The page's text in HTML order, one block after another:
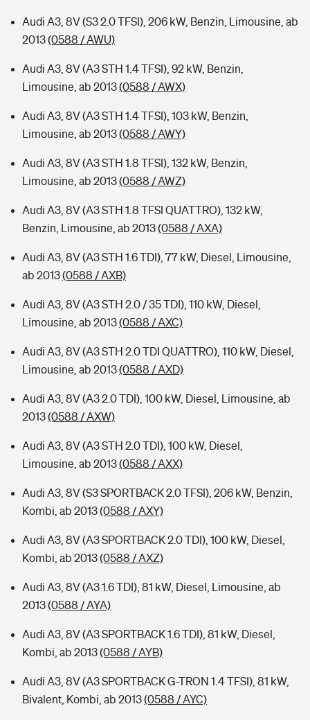
Audi A3, 8V (S3 2.0 TFSI), 206 kW, Benzin, Limousine, ab
2013(0588 / AWU)
Audi A3, 8V (A3 STH 1.4 TFSI), 92 kW, Benzin,
Limousine, ab 2013(0588 / AWX)
Audi A3, 8V (A3 STH 1.4 TFSI), 103 kW, Benzin,
Limousine, ab 2013(0588 / AWY)
Audi A3, 8V (A3 STH 1.8 TFSI), 132 kW, Benzin,
Limousine, ab 2013(0588 / AWZ)
Audi A3, 8V (A3 STH 1.8 TFSI QUATTRO), 132 kW,
Benzin, Limousine, ab 2013(0588 / AXA)
Audi A3, 8V (A3 STH 1.6 TDI), 77 kW, Diesel, Limousine,
ab 2013(0588 / AXB)
Audi A3, 8V (A3 STH 2.0 / 35 TDI), 110 kW, Diesel,
Limousine, ab 2013(0588 / AXC)
Audi A3, 8V (A3 STH 2.0 TDI QUATTRO), 110 kW, Diesel,
Limousine, ab 2013(0588 / AXD)
Audi A3, 8V (A3 2.0 TDI), 100 kW, Diesel, Limousine, ab
2013(0588 / AXW)
Audi A3, 8V (A3 STH 2.0 TDI), 100 kW, Diesel,
Limousine, ab 2013(0588 / AXX)
Audi A3, 8V (S3 SPORTBACK 2.0 TFSI), 206 kW, Benzin,
Kombi, ab 2013(0588 / AXY)
Audi A3, 8V (A3 SPORTBACK 2.0 TDI), 100 kW, Diesel,
Kombi, ab 2013(0588 / AXZ)
Audi A3, 8V (A3 1.6 TDI), 81 kW, Diesel, Limousine, ab
2013(0588 / AYA)
Audi A3, 8V (A3 SPORTBACK 1.6 TDI), 81 kW, Diesel,
Kombi, ab 2013(0588 / AYB)
Audi A3, 8V (A3 SPORTBACK G-TRON 1.4 TFSI), 81 kW,
Bivalent, Kombi, ab 2013(0588 / AYC)